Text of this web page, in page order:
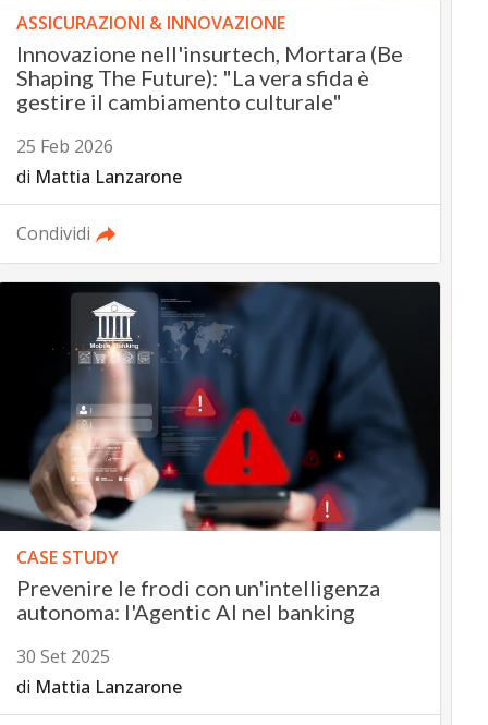
ASSICURAZIONI & INNOVAZIONE
Innovazione nell'insurtech, Mortara (Be
Shaping The Future): "La vera sfida è
gestire il cambiamento culturale"
25 Feb 2026
di Mattia Lanzarone
Condividi
CASE STUDY
Prevenire le frodi con un'intelligenza
autonoma: l'Agentic AI nel banking
30 Set 2025
di Mattia Lanzarone